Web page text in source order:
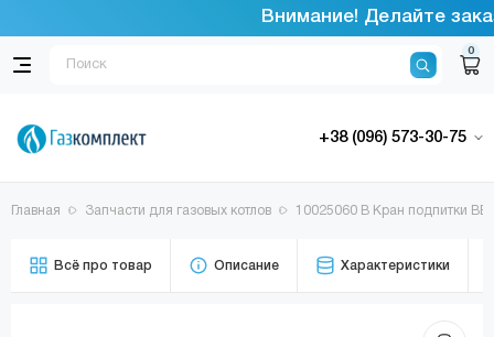
Внимание! Делайте
0
+38 (096) 573-30-75
Главная Запчасти для газовых котлов 10025060 В Кран подпитки
Всё про товар Описание Характеристики